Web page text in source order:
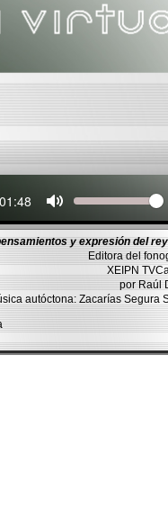
Current
01:48 Volume
y expresión del
Editora del
XEIPN
por
autóctona: Zacarías Segura